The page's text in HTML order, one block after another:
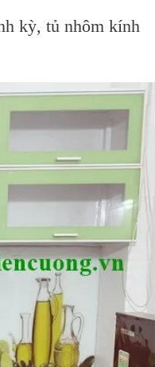
kỳ, tủ nhôm kính